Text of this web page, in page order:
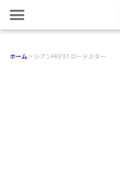
ホーム シアンFKP37 ロードスター